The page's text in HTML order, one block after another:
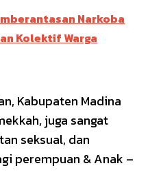
Narkoba
Kolektif Warga
Kabupaten Madina
juga sangat
seksual, dan
perempuan & Anak –